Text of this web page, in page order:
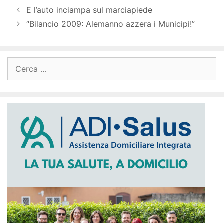
E l’auto inciampa sul marciapiede
“Bilancio 2009: Alemanno azzera i Municipi!”
per: